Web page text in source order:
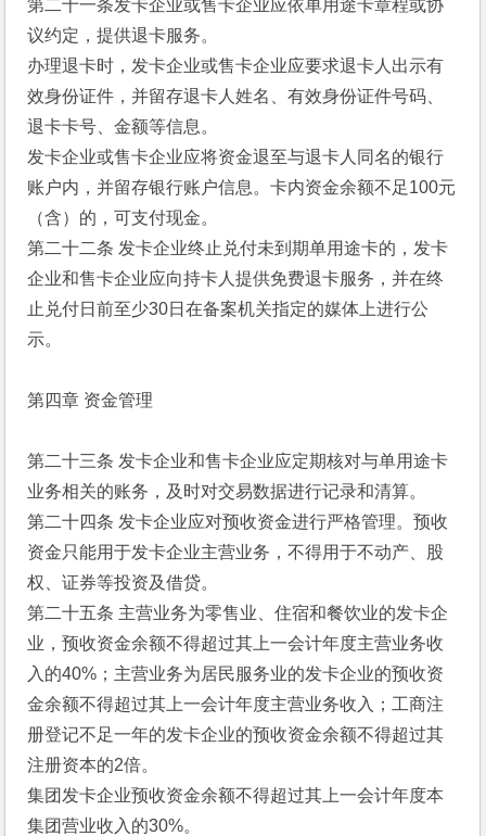
第二十一条发卡企业或售卡企业应依单用途卡章程或协
议约定，提供退卡服务。
办理退卡时，发卡企业或售卡企业应要求退卡人出示有
效身份证件，并留存退卡人姓名、有效身份证件号码、
退卡卡号、金额等信息。
发卡企业或售卡企业应将资金退至与退卡人同名的银行
账户内，并留存银行账户信息。卡内资金余额不足100元
（含）的，可支付现金。
第二十二条 发卡企业终止兑付未到期单用途卡的，发卡
企业和售卡企业应向持卡人提供免费退卡服务，并在终
止兑付日前至少30日在备案机关指定的媒体上进行公
示。
第四章 资金管理
第二十三条 发卡企业和售卡企业应定期核对与单用途卡
业务相关的账务，及时对交易数据进行记录和清算。
第二十四条 发卡企业应对预收资金进行严格管理。预收
资金只能用于发卡企业主营业务，不得用于不动产、股
权、证券等投资及借贷。
第二十五条 主营业务为零售业、住宿和餐饮业的发卡企
业，预收资金余额不得超过其上一会计年度主营业务收
入的40%；主营业务为居民服务业的发卡企业的预收资
金余额不得超过其上一会计年度主营业务收入；工商注
册登记不足一年的发卡企业的预收资金余额不得超过其
注册资本的2倍。
集团发卡企业预收资金余额不得超过其上一会计年度本
集团营业收入的30%。